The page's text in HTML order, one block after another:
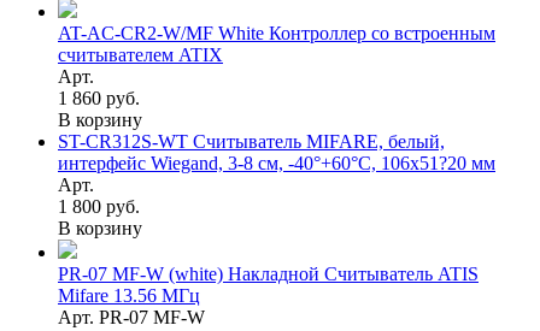
AT-AC-CR2-W/MF White Контроллер со встроенным
считывателем ATIX
Арт.
1 860 руб.
В корзину
ST-CR312S-WT Считыватель MIFARE, белый,
интерфейс Wiegand, 3-8 см, -40°+60°C, 106x51?20 мм
Арт.
1 800 руб.
В корзину
PR-07 MF-W (white) Накладной Считыватель ATIS
Mifare 13.56 МГц
Арт. PR-07 MF-W